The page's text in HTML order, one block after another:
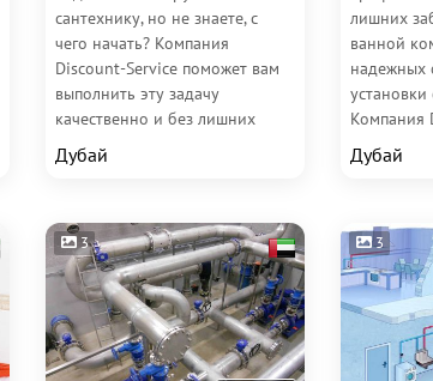
сантехнику, но не знаете, с
чего начать? Компания
Discount-Service поможет вам
выполнить эту задачу
качественно и без лишних
хлопот! Мы берем на себя...
Дубай
лишних
ванной
надежных
установки
Компания
готова
с любыми
Дубай
3 3